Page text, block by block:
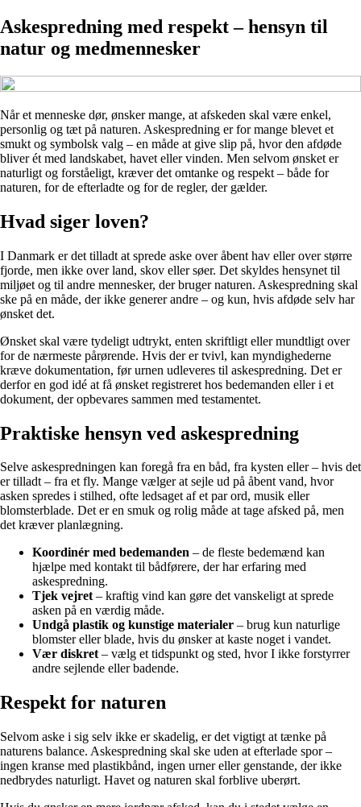
Askespredning med respekt – hensyn til
natur og medmennesker
Når et menneske dør, ønsker mange, at afskeden skal være enkel,
personlig og tæt på naturen. Askespredning er for mange blevet et
smukt og symbolsk valg – en måde at give slip på, hvor den afdøde
bliver ét med landskabet, havet eller vinden. Men selvom ønsket er
naturligt og forståeligt, kræver det omtanke og respekt – både for
naturen, for de efterladte og for de regler, der gælder.
Hvad siger loven?
I Danmark er det tilladt at sprede aske over åbent hav eller over større
fjorde, men ikke over land, skov eller søer. Det skyldes hensynet til
miljøet og til andre mennesker, der bruger naturen. Askespredning skal
ske på en måde, der ikke generer andre – og kun, hvis afdøde selv har
ønsket det.
Ønsket skal være tydeligt udtrykt, enten skriftligt eller mundtligt over
for de nærmeste pårørende. Hvis der er tvivl, kan myndighederne
kræve dokumentation, før urnen udleveres til askespredning. Det er
derfor en god idé at få ønsket registreret hos bedemanden eller i et
dokument, der opbevares sammen med testamentet.
Praktiske hensyn ved askespredning
Selve askespredningen kan foregå fra en båd, fra kysten eller – hvis det
er tilladt – fra et fly. Mange vælger at sejle ud på åbent vand, hvor
asken spredes i stilhed, ofte ledsaget af et par ord, musik eller
blomsterblade. Det er en smuk og rolig måde at tage afsked på, men
det kræver planlægning.
Koordinér med bedemanden – de fleste bedemænd kan
hjælpe med kontakt til bådførere, der har erfaring med
askespredning.
Tjek vejret– kraftig vind kan gøre det vanskeligt at sprede
asken på en værdig måde.
Undgå plastik og kunstige materialer – brug kun naturlige
blomster eller blade, hvis du ønsker at kaste noget i vandet.
Vær diskret– vælg et tidspunkt og sted, hvor I ikke forstyrrer
andre sejlende eller badende.
Respekt for naturen
Selvom aske i sig selv ikke er skadelig, er det vigtigt at tænke på
naturens balance. Askespredning skal ske uden at efterlade spor –
ingen kranse med plastikbånd, ingen urner eller genstande, der ikke
nedbrydes naturligt. Havet og naturen skal forblive uberørt.